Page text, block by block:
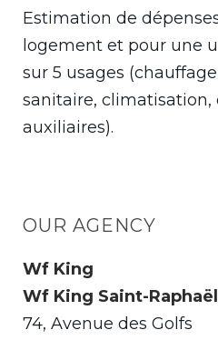
Estimation de
logement et pour une
sur 5 usages
sanitaire, climatisation,
auxiliaires).
OUR AGENCY
Wf King
Wf King Saint-Raphaël
74, Avenue des Golfs